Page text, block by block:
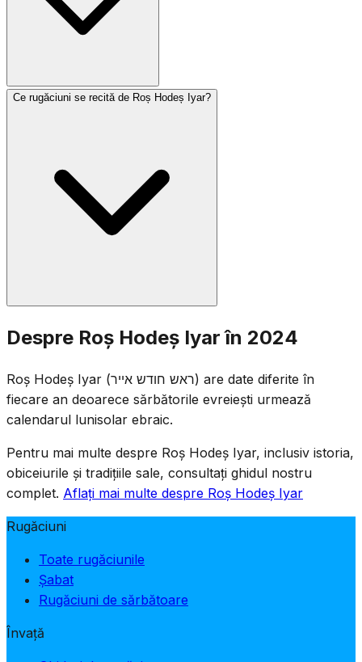
Israel, Yom HaZikaron (4) și Yom HaAtzmaut (5) cad de
asemenea în Iyar. Luna este asociată cu vindecarea —
literele ebraice ale numelui Iyar formează acronimul 'Ani
Hașem Rofecha' (Eu sunt Domnul, vindecătorul tău).
Ce rugăciuni se recită de Roș Hodeș Iyar?
Se recită rugăciunile standard de Roș Hodeș: jumătate
din Halel, Ya'ale V'Yavo, lectura din Tora și Musaf.
Deoarece Roș Hodeș Iyar cade în perioada Omerului,
numărarea Omerului continuă la serviciile de seară.
Obiceiurile de semi-doliu ale Omerului rămân în vigoare
Despre Roș Hodeș Iyar în 2024
Roș Hodeș Iyar (ראש חודש אייר) are date diferite în
fiecare an deoarece sărbătorile evreiești urmează
calendarul lunisolar ebraic.
Pentru mai multe despre Roș Hodeș Iyar, inclusiv istoria,
obiceiurile și tradițiile sale, consultați ghidul nostru
complet. Aflați mai multe despre Roș Hodeș Iyar
Rugăciuni
Toate rugăciunile
Șabat
Rugăciuni de sărbătoare
Învață